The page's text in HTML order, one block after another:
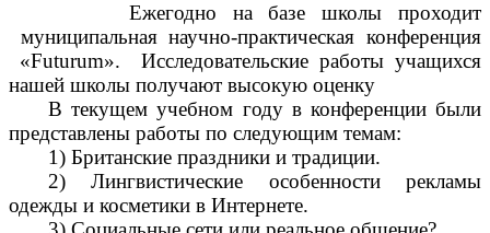
Ежегодно на базе школы проходит
муниципальная научно-практическая конференция
«Futurum». Исследовательские работы учащихся
нашей школы получают высокую оценку
В текущем учебном году в конференции были
представлены работы по следующим темам:
1) Британские праздники и традиции.
2) Лингвистические особенности рекламы
одежды и косметики в Интернете.